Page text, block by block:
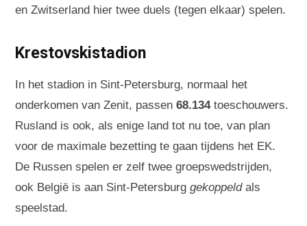
en Zwitserland hier twee duels (tegen elkaar) spelen.
Krestovskistadion
In het stadion in Sint-Petersburg, normaal het
onderkomen van Zenit, passen 68.134toeschouwers.
Rusland is ook, als enige land tot nu toe, van plan
voor de maximale bezetting te gaan tijdens het EK.
De Russen spelen er zelf twee groepswedstrijden,
ook België is aan Sint-Petersburg gekoppeldals
speelstad.